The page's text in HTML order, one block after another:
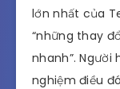
lớn nhất của
“những thay
nhanh”.
nghiệm điều